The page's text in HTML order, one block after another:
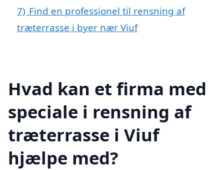
7) Find en professionel til rensning af
træterrasse i byer nær Viuf
Hvad kan et firma med
speciale i rensning af
træterrasse i Viuf
hjælpe med?